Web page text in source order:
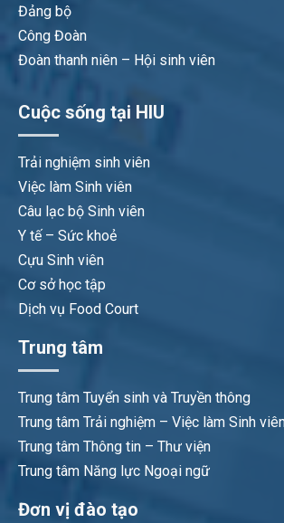
Đảng bộ
Công Đoàn
Đoàn thanh niên – Hội sinh viên
Cuộc sống tại HIU
Trải nghiệm sinh viên
Việc làm Sinh viên
Câu lạc bộ Sinh viên
Y tế – Sức khoẻ
Cựu Sinh viên
Cơ sở học tập
Dịch vụ Food Court
Trung tâm
Trung tâm Tuyển sinh và Truyền thông
Trung tâm Trải nghiệm – Việc làm Sinh
Trung tâm Thông tin – Thư viện
Trung tâm Năng lực Ngoại ngữ
Đơn vị đào tạo